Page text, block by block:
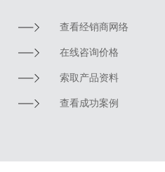
查看经销商网络
在线咨询价格
索取产品资料
查看成功案例